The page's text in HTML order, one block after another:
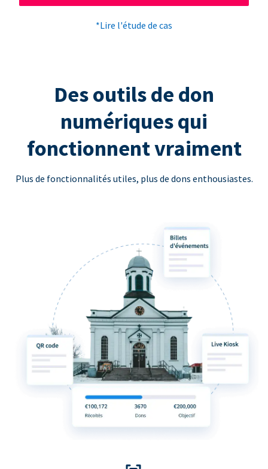
*Lire l'étude de cas
Des outils de don
numériques qui
fonctionnent vraiment
Plus de fonctionnalités utiles, plus de dons enthousiastes.